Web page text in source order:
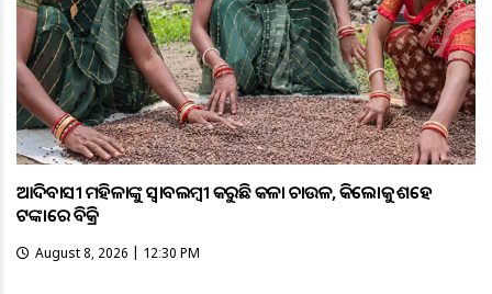
ଆଦିବାସୀ ମହିଳାଙ୍କୁ ସ୍ଵାବଲମ୍ଵୀ କରୁଛି କଳା ଚାଉଳ, କିଲୋକୁ ଶହେ
ଟଙ୍କାରେ ବିକ୍ରି
August 8, 2026 | 12:30 PM